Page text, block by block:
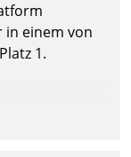
in einem von
1.